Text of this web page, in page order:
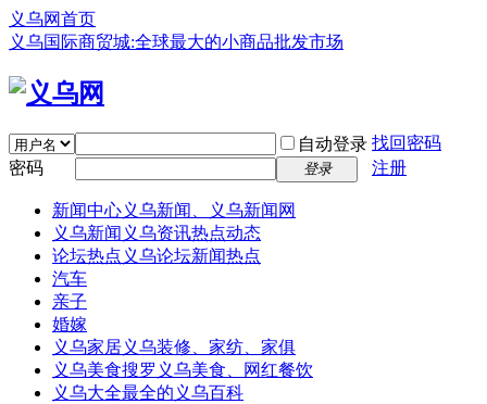
义乌网首页
义乌国际商贸城:全球最大的小商品批发市场
自动登录 找回密码
密码
登录 注册
新闻中心义乌新闻、义乌新闻网
义乌新闻 义乌资讯热点动态
论坛热点 义乌论坛新闻热点
汽车
亲子
婚嫁
义乌家居义乌装修、家纺、家俱
义乌美食搜罗义乌美食、网红餐饮
义乌大全最全的义乌百科